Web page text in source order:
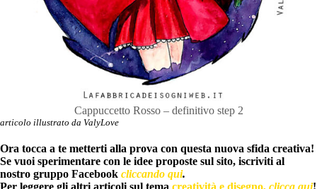
Cappuccetto Rosso – definitivo step 2
articolo illustrato da ValyLove
Ora tocca a te metterti alla prova con questa nuova sfida creativa!
Se vuoi sperimentare con le idee proposte sul sito, iscriviti al
nostro gruppo Facebook cliccando qui.
Per leggere gli altri articoli sul tema creatività e disegno, clicca qui!